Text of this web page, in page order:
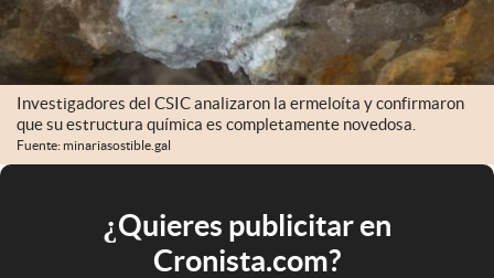
Investigadores del CSIC analizaron la ermeloíta y confirmaron
que su estructura química es completamente novedosa.
Fuente: minariasostible.gal
¿Quieres publicitar en
Cronista.com?